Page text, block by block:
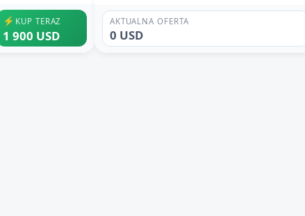
⚡ KUP TERAZ
1 900 USD
AKTUALNA OFERTA
0 USD